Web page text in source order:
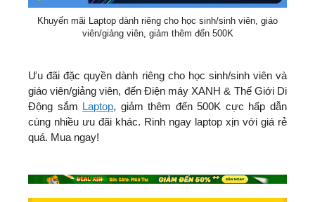
Khuyến mãi Laptop dành riêng cho học sinh/sinh viên, giáo
viên/giảng viên, giảm thêm đến 500K
Ưu đãi đặc quyền dành riêng cho học sinh/sinh viên và
giáo viên/giảng viên, đến Điện máy XANH & Thế Giới Di
Động sắm Laptop, giảm thêm đến 500K cực hấp dẫn
cùng nhiều ưu đãi khác. Rinh ngay laptop xịn với giá rẻ
quá. Mua ngay!